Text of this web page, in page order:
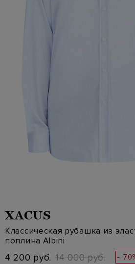
XACUS
Классическая рубашка из
поплина Albini
4 200 руб. 14 000 руб. -